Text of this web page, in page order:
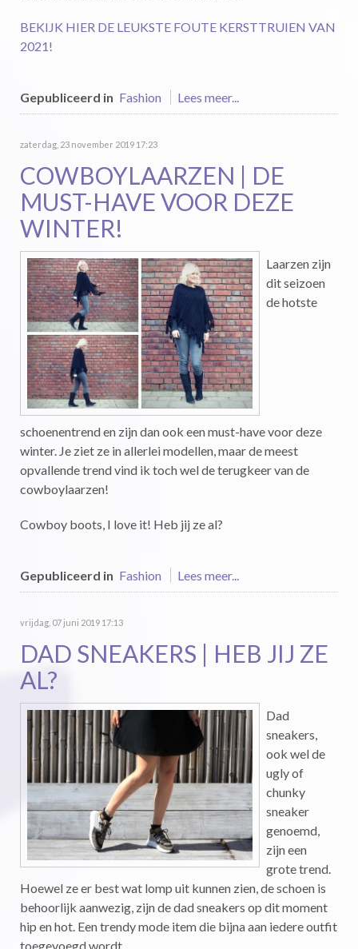
BEKIJK HIER DE LEUKSTE FOUTE KERSTTRUIEN VAN
2021!
Gepubliceerd in Fashion Lees meer...
zaterdag, 23 november 2019 17:23
COWBOYLAARZEN | DE
MUST-HAVE VOOR DEZE
WINTER!
Laarzen zijn
dit seizoen
de hotste
schoenentrend en zijn dan ook een must-have voor deze
winter. Je ziet ze in allerlei modellen, maar de meest
opvallende trend vind ik toch wel de terugkeer van de
cowboylaarzen!
Cowboy boots, I love it! Heb jij ze al?
Gepubliceerd in Fashion Lees meer...
vrijdag, 07 juni 2019 17:13
DAD SNEAKERS | HEB JIJ ZE
AL?
Dad
sneakers,
ook wel de
ugly of
chunky
sneaker
genoemd,
zijn een
grote trend.
Hoewel ze er best wat lomp uit kunnen zien, de schoen is
behoorlijk aanwezig, zijn de dad sneakers op dit moment
hip en hot. Een trendy mode item die bijna aan iedere outfit
toegevoegd wordt.